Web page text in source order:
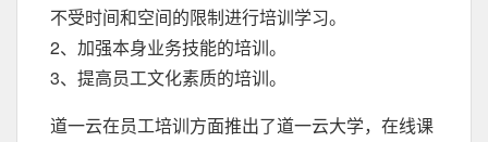
不受时间和空间的限制进行培训学习。
2、加强本身业务技能的培训。
3、提高员工文化素质的培训。
道一云在员工培训方面推出了道一云大学，在线课